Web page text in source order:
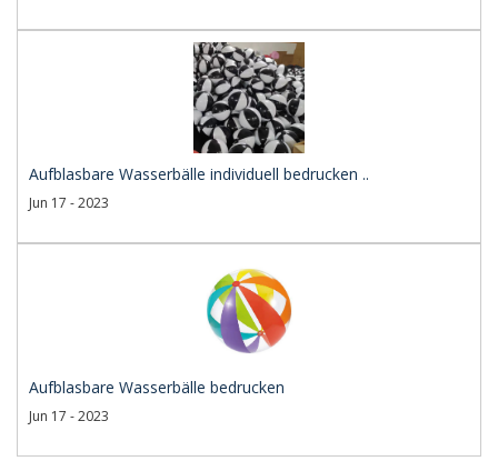
Aufblasbare Wasserbälle individuell bedrucken ..
Jun 17 - 2023
Aufblasbare Wasserbälle bedrucken
Jun 17 - 2023